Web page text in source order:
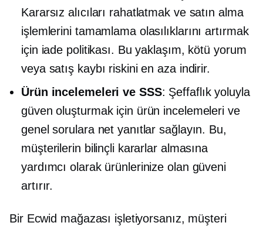
Kararsız alıcıları rahatlatmak ve satın alma
işlemlerini tamamlama olasılıklarını artırmak
için iade politikası. Bu yaklaşım, kötü yorum
veya satış kaybı riskini en aza indirir.
Ürün incelemeleri ve SSS: Şeffaflık yoluyla
güven oluşturmak için ürün incelemeleri ve
genel sorulara net yanıtlar sağlayın. Bu,
müşterilerin bilinçli kararlar almasına
yardımcı olarak ürünlerinize olan güveni
artırır.
Bir Ecwid mağazası işletiyorsanız, müşteri